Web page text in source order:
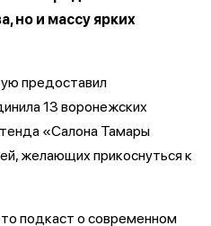
но и массу ярких
предоставил
13 воронежских
«Салона Тамары
желающих прикоснуться к
подкаст о современном